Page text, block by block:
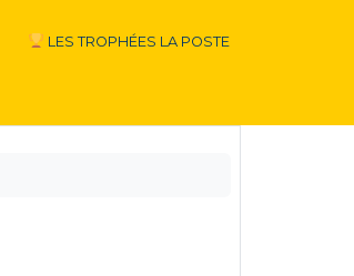
LES TROPHÉES LA POSTE